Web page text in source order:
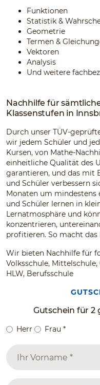
Funktionen
Statistik &
Geometrie
Termen &
Vektoren
Analysis
Und weitere
Nachhilfe für
Klassenstufen in
Durch unser TÜV-
wir jedem Schüler und
Kursen, von Mathe-
einheitliche Qualität des
garantieren, und das mit
und Schüler verbessern
Monaten um mindestens
und Schüler lernen in
Lernatmosphäre und
konzentrieren,
profitieren. So macht das
Wir bieten Nachhilfe für
Volksschule, Mittelschule,
HLW, Berufsschule
Gutschein für 2
Herr Frau *